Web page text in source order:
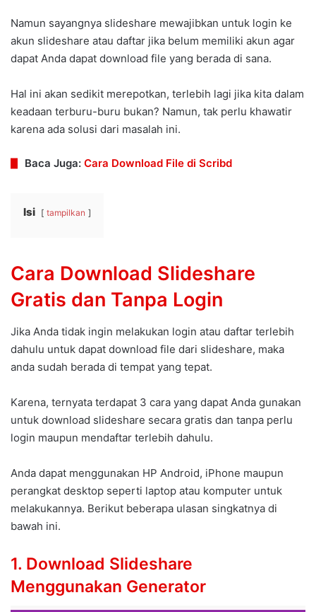
Namun sayangnya slideshare mewajibkan untuk login ke
akun slideshare atau daftar jika belum memiliki akun agar
dapat Anda dapat download file yang berada di sana.
Hal ini akan sedikit merepotkan, terlebih lagi jika kita dalam
keadaan terburu-buru bukan? Namun, tak perlu khawatir
karena ada solusi dari masalah ini.
Baca Juga: Cara Download File di Scribd
Isi tampilkan
Cara Download Slideshare
Gratis dan Tanpa Login
Jika Anda tidak ingin melakukan login atau daftar terlebih
dahulu untuk dapat download file dari slideshare, maka
anda sudah berada di tempat yang tepat.
Karena, ternyata terdapat 3 cara yang dapat Anda gunakan
untuk download slideshare secara gratis dan tanpa perlu
login maupun mendaftar terlebih dahulu.
Anda dapat menggunakan HP Android, iPhone maupun
perangkat desktop seperti laptop atau komputer untuk
melakukannya. Berikut beberapa ulasan singkatnya di
bawah ini.
1. Download Slideshare
Menggunakan Generator